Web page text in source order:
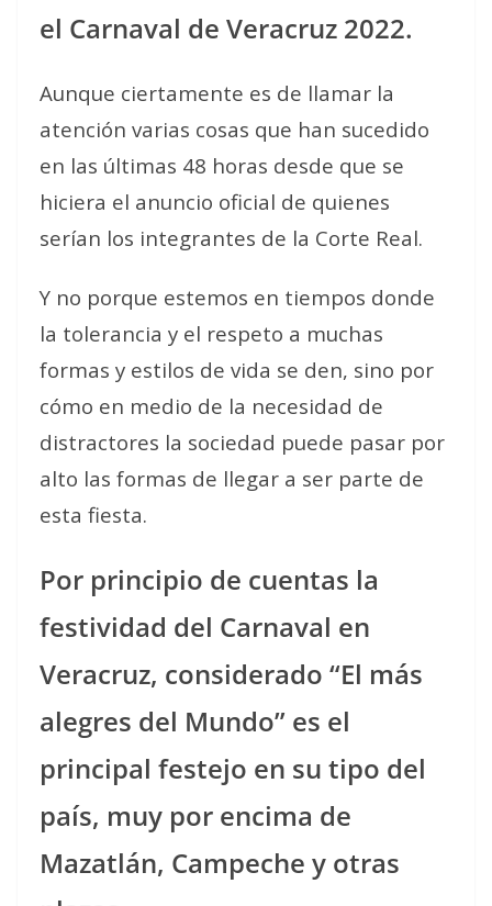
el Carnaval de Veracruz 2022.
Aunque ciertamente es de llamar la
atención varias cosas que han sucedido
en las últimas 48 horas desde que se
hiciera el anuncio oficial de quienes
serían los integrantes de la Corte Real.
Y no porque estemos en tiempos donde
la tolerancia y el respeto a muchas
formas y estilos de vida se den, sino por
cómo en medio de la necesidad de
distractores la sociedad puede pasar por
alto las formas de llegar a ser parte de
esta fiesta.
Por principio de cuentas la
festividad del Carnaval en
Veracruz, considerado “El más
alegres del Mundo” es el
principal festejo en su tipo del
país, muy por encima de
Mazatlán, Campeche y otras